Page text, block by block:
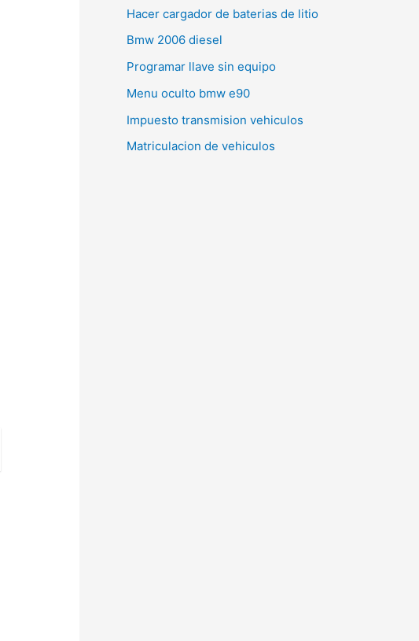
Hacer cargador de baterias de litio
Bmw 2006 diesel
Programar llave sin equipo
Menu oculto bmw e90
Impuesto transmision vehiculos
Matriculacion de vehiculos